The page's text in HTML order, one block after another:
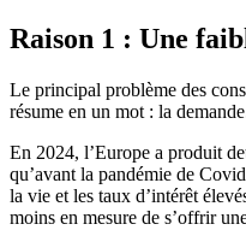
Raison 1 : Une
Le principal problème des
résume en un mot : la
En 2024, l’Europe a produit
qu’avant la pandémie de
la vie et les taux d’intérêt
moins en mesure de s’offrir